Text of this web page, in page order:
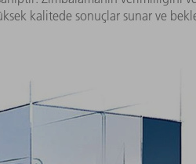
kalitede sonuçlar sunar ve